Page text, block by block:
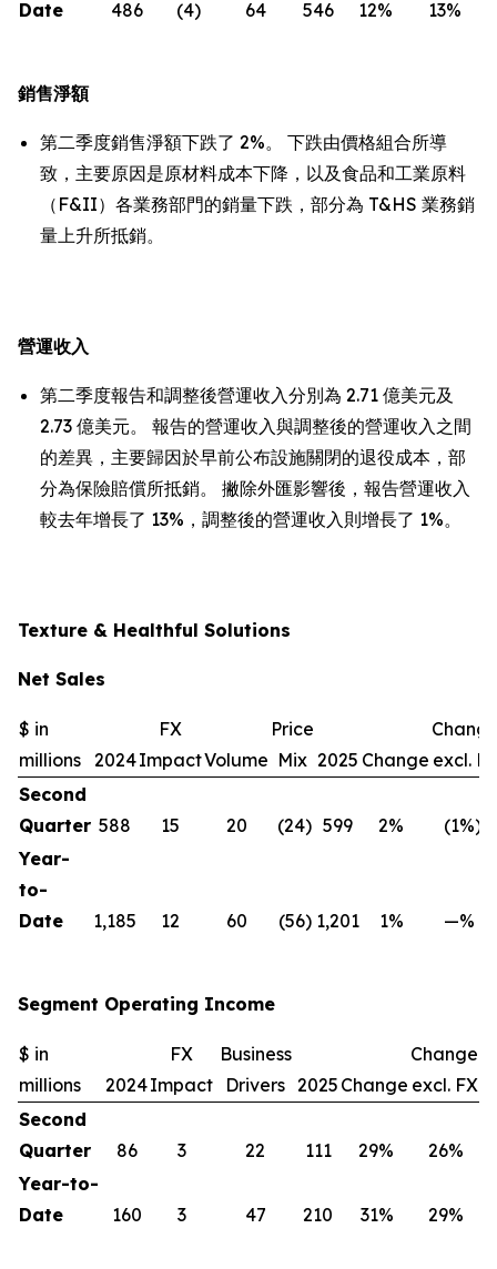
Date 486 (4) 64 546 12% 13%
銷售淨額
第二季度銷售淨額下跌了 2%。 下跌由價格組合所導
致，主要原因是原材料成本下降，以及食品和工業原料
（F&II）各業務部門的銷量下跌，部分為 T&HS 業務銷
量上升所抵銷。
營運收入
第二季度報告和調整後營運收入分別為 2.71 億美元及
2.73 億美元。 報告的營運收入與調整後的營運收入之間
的差異，主要歸因於早前公布設施關閉的退役成本，部
分為保險賠償所抵銷。 撇除外匯影響後，報告營運收入
較去年增長了 13%，調整後的營運收入則增長了 1%。
Texture & Healthful Solutions
Net Sales
$ in
millions 2024
FX
ImpactVolume
Price
Mix 2025 Change excl.
Second
Quarter 588 15 20 (24) 599 2% (1%)
Year-
to-
Date
1,185 12 60 (56) 1,201 1% —%
Segment Operating Income
$ in
millions
2024
FX
Impact
Business
Drivers 2025 Change
Change
excl. FX
Second
Quarter
86 3 22 111 29% 26%
Year-to-
Date
160 3 47 210 31% 29%